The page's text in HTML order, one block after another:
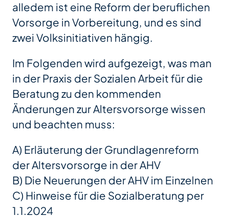
alledem ist eine Reform der beruflichen
Vorsorge in Vorbereitung, und es sind
zwei Volksinitiativen hängig.
Im Folgenden wird aufgezeigt, was man
in der Praxis der Sozialen Arbeit für die
Beratung zu den kommenden
Änderungen zur Altersvorsorge wissen
und beachten muss:
A) Erläuterung der Grundlagenreform
der Altersvorsorge in der AHV
B) Die Neuerungen der AHV im Einzelnen
C) Hinweise für die Sozialberatung per
1.1.2024